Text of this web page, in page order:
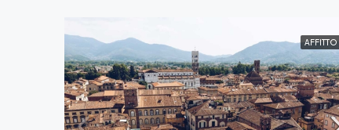
AFFITTO